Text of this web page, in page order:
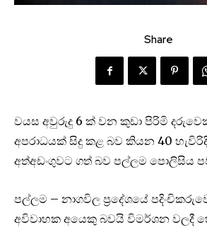
Share
වයස අවුරුදු 6 ක් වන කුඩා පිරිමි
අපරාධයක් සිදු කළ බව කියන 40
අත්අඩංගුවට ගත් බව පල්ලම පොලිසිය
පල්ලම – නාගවිල ප්‍රදේශයේ
අවිවාහක අයෙකු බවයි විමර්ශන වලදී